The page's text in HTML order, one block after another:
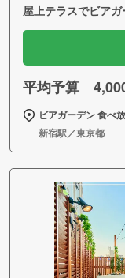
屋上テラスでビア
平均予算
ビアガーデン 食べ
新宿駅／東京都